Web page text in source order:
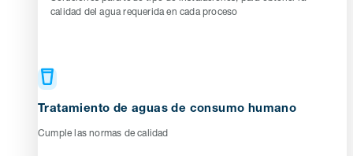
calidad del agua requerida en cada proceso
Tratamiento de aguas de consumo humano
Cumple las normas de calidad